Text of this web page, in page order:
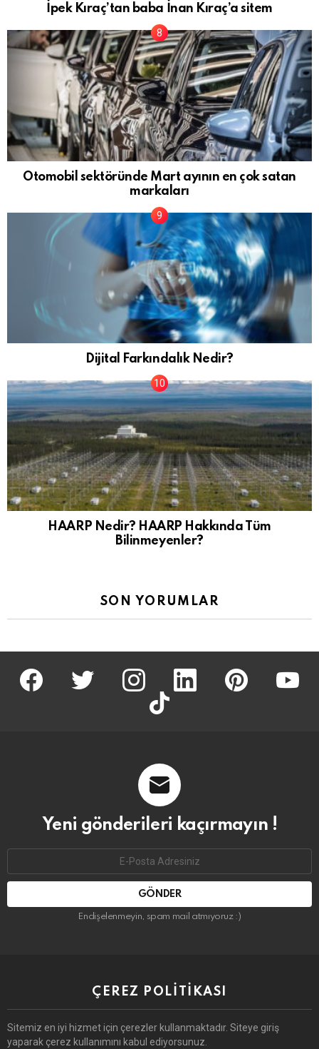
İpek Kıraç’tan baba İnan Kıraç’a sitem
Otomobil sektöründe Mart ayının en çok satan
markaları
Dijital Farkındalık Nedir?
HAARP Nedir? HAARP Hakkında Tüm
Bilinmeyenler?
SON YORUMLAR
facebook twitter İnstagram linkedin pinterest
tiktok
Yeni gönderileri kaçırmayın !
Endişelenmeyin, spam mail atmıyoruz :)
ÇEREZ POLITIKASI
Sitemiz en iyi hizmet için çerezler kullanmaktadır. Siteye giriş
yaparak çerez kullanımını kabul ediyorsunuz.